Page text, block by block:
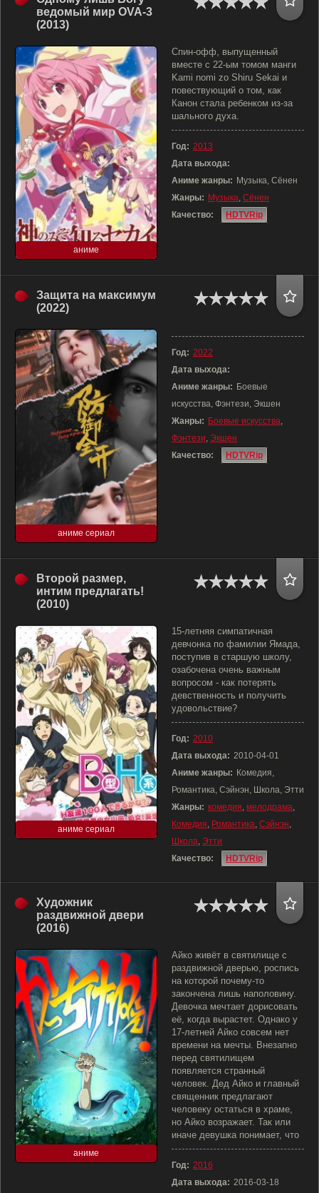
ведомый мир OVA-3
(2013)
аниме
Спин-офф, выпущенный
вместе с 22-ым томом манги
Kami nomi zo Shiru Sekai и
повествующий о том, как
Канон стала ребенком из-за
шального духа.
Год: 2013
Дата выхода:
Аниме жанры: Музыка, Сёнен
Жанры: Музыка, Сёнен
Качество:
HDTVRip
Защита на максимум
(2022)
аниме сериал
Год: 2022
Дата выхода:
Аниме жанры: Боевые
искусства, Фэнтези, Экшен
Жанры: Боевые искусства,
Фэнтези, Экшен
Качество:
HDTVRip
Второй размер,
интим предлагать!
(2010)
аниме сериал
15-летняя симпатичная
девчонка по фамилии Ямада,
поступив в старшую школу,
озабочена очень важным
вопросом - как потерять
девственность и получить
удовольствие?
Год: 2010
Дата выхода: 2010-04-01
Аниме жанры: Комедия,
Романтика, Сэйнэн, Школа, Этти
Жанры: комедия, мелодрама,
Комедия, Романтика, Сэйнэн,
Школа, Этти
Качество:
HDTVRip
Художник
раздвижной двери
(2016)
аниме
Айко живёт в святилище с
раздвижной дверью, роспись
на которой почему-то
закончена лишь наполовину.
Девочка мечтает дорисовать
её, когда вырастет. Однако у
17-летней Айко совсем нет
времени на мечты. Внезапно
перед святилищем
появляется странный
человек. Дед Айко и главный
священник предлагают
человеку остаться в храме,
но Айко возражает. Так или
иначе девушка понимает, что
Год: 2016
Дата выхода: 2016-03-18